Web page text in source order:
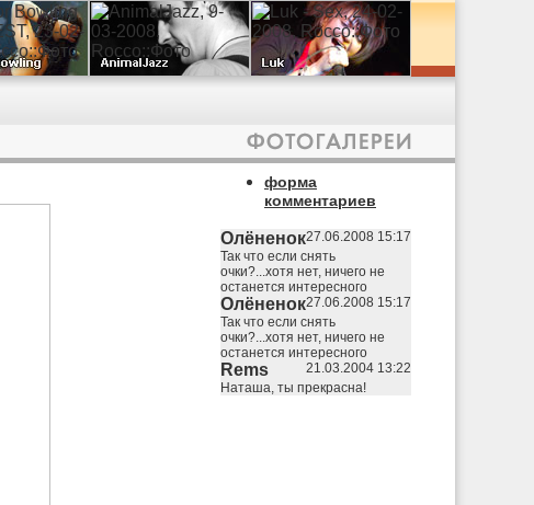
форма
комментариев
Олёненок27.06.2008 15:17
Так что если снять
очки?...хотя нет, ничего не
останется интересного
Олёненок27.06.2008 15:17
Так что если снять
очки?...хотя нет, ничего не
останется интересного
Rems
21.03.2004 13:22
Наташа, ты прекрасна!